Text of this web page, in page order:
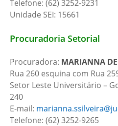
Telefone: (62) 3252-9231
Unidade SEI: 15661
Procuradoria Setorial
Procuradora: MARIANNA
Rua 260 esquina com Rua
Setor Leste Universitário –
240
E-mail:
Telefone: (62) 3252-9265